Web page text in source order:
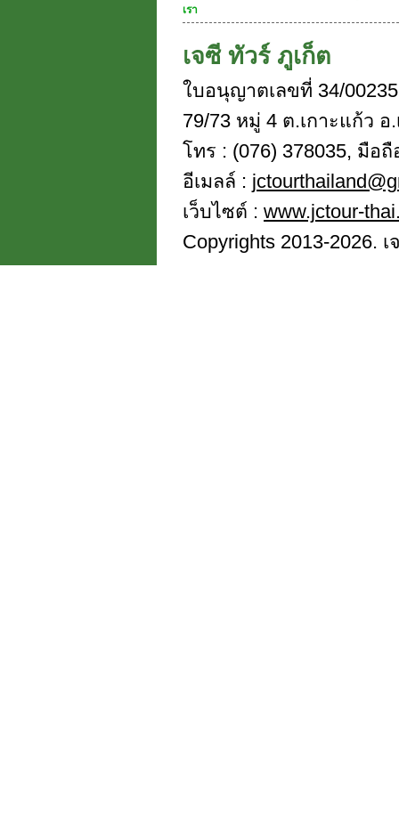
เรา
เจซี ทัวร์ ภูเก็ต
ใบอนุญาตเลขที่ 34/
79/73 หมู่ 4 ต.เกาะแก้ว อ
โทร : (076) 378035, มือ
อีเมลล์ :
เว็บไซต์ : www.jctour-
Copyrights 2013-2026.